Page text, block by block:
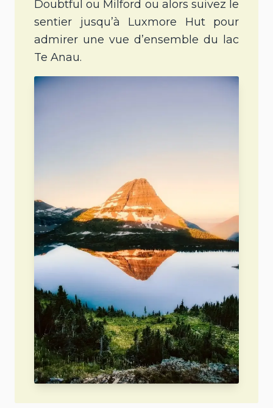
Doubtful ou Milford ou alors suivez le
sentier jusqu’à Luxmore Hut pour
admirer une vue d’ensemble du lac
Te Anau.